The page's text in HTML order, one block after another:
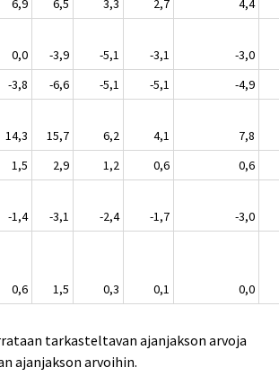
6,9 6,5 3,3 2,7 4,4
0,0 -3,9 -5,1 -3,1 -3,0
-3,8 -6,6 -5,1 -5,1 -4,9
14,3 15,7 6,2 4,1 7,8
1,5 2,9 1,2 0,6 0,6
-1,4 -3,1 -2,4 -1,7 -3,0
0,6 1,5 0,3 0,1 0,0
tarkasteltavan ajanjakson arvoja
ajanjakson arvoihin.